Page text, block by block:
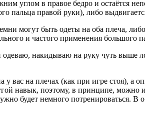
углом в правое бедро и остаётся
пальца правой руки), либо
могут быть одеты на оба плеча,
и частого применения большого
одеваю, накидываю на руку чуть выше
вас на плечах (как при игре стоя), а
навык, поэтому, в принципе, можно
будет немного потренироваться.